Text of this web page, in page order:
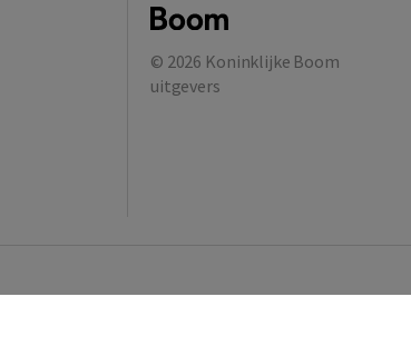
© 2026 Koninklijke Boom
uitgevers